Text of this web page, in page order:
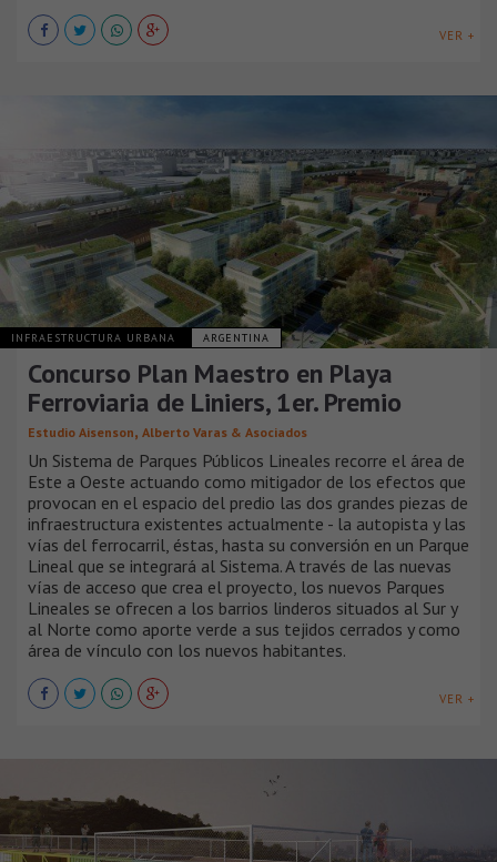
VER +
INFRAESTRUCTURA URBANA ARGENTINA
Concurso Plan Maestro en Playa
Ferroviaria de Liniers, 1er. Premio
Estudio Aisenson, Alberto Varas & Asociados
Un Sistema de Parques Públicos Lineales recorre el área de
Este a Oeste actuando como mitigador de los efectos que
provocan en el espacio del predio las dos grandes piezas de
infraestructura existentes actualmente - la autopista y las
vías del ferrocarril, éstas, hasta su conversión en un Parque
Lineal que se integrará al Sistema. A través de las nuevas
vías de acceso que crea el proyecto, los nuevos Parques
Lineales se ofrecen a los barrios linderos situados al Sur y
al Norte como aporte verde a sus tejidos cerrados y como
área de vínculo con los nuevos habitantes.
VER +